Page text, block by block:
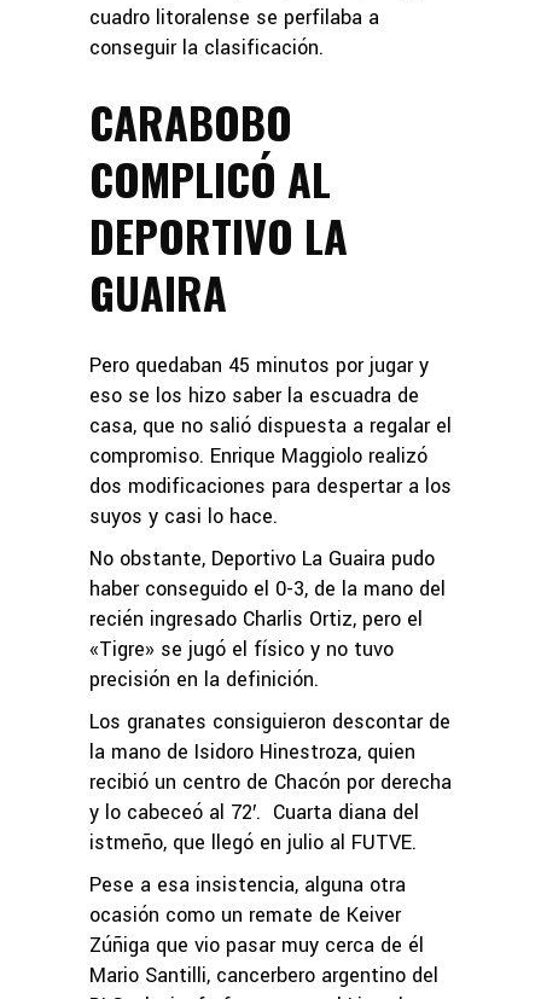
cuadro litoralense se perfilaba a
conseguir la clasificación.
CARABOBO
COMPLICÓ AL
DEPORTIVO LA
GUAIRA
Pero quedaban 45 minutos por jugar y
eso se los hizo saber la escuadra de
casa, que no salió dispuesta a regalar el
compromiso. Enrique Maggiolo realizó
dos modificaciones para despertar a los
suyos y casi lo hace.
No obstante, Deportivo La Guaira pudo
haber conseguido el 0-3, de la mano del
recién ingresado Charlis Ortiz, pero el
«Tigre» se jugó el físico y no tuvo
precisión en la definición.
Los granates consiguieron descontar de
la mano de Isidoro Hinestroza, quien
recibió un centro de Chacón por derecha
y lo cabeceó al 72′. Cuarta diana del
istmeño, que llegó en julio al FUTVE.
Pese a esa insistencia, alguna otra
ocasión como un remate de Keiver
Zúñiga que vio pasar muy cerca de él
Mario Santilli, cancerbero argentino del